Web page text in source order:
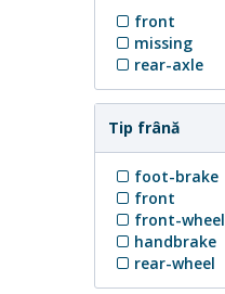
front
missing
rear-axle
Tip frână
foot-brake
front
front-wheel
handbrake
rear-wheel